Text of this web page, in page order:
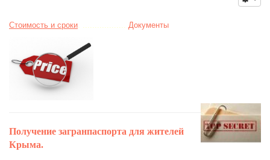
Стоимость и сроки. .................. Документы
Получение загранпаспорта для жителей
Крыма.